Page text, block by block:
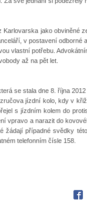
jako obviněné
v postavení odborné
vlastní potřebu.
až na pět let.
se stala dne 8. října
jízdní kolo, kdy v
s jízdním kolem do
vpravo a narazit do
případné svědky
telefonním čísle 158.